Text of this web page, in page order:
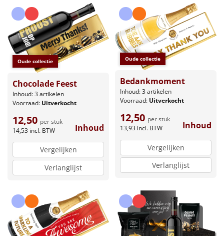
Oude collectie
Chocolade Feest
Inhoud: 3 artikelen
Voorraad: Uitverkocht
12,50 per stuk
14,53 incl. BTW Inhoud
Vergelijken
Verlanglijst
Oude collectie
Bedankmoment
Inhoud: 3 artikelen
Voorraad: Uitverkocht
12,50 per stuk
13,93 incl. BTW Inhoud
Vergelijken
Verlanglijst